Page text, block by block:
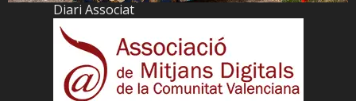
Diari Associat